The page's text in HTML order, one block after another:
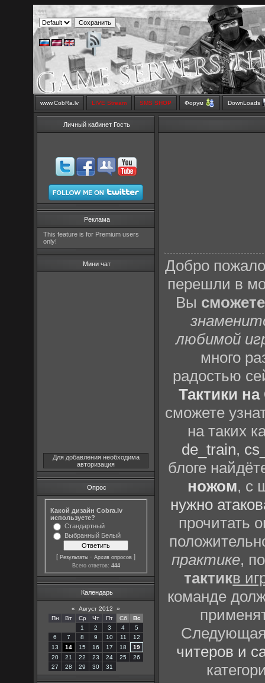
www.CobRa.lv LIVE Stream SMS SHOP Форум DownLoads
Личный кабинет Гость
Реклама
This feature is for Premium users
only!
Мини чат
Для добавления необходима
авторизация
Опрос
Какой дизайн Cobra.lv
используете?
Стандартный
Выбранный Белый
[Результаты ·Архив опросов ]
Всего ответов: 444
Календарь
« Август 2012
»
Пн
Вт Ср Чт Пт Сб
Вс
1
2 3 4
5
6
7 8 9 10 11
12
13
14 15 16 17 18
19
20
21 22 23 24 25
26
27
28 29 30 31
Добро
перешли в
Вы
любимой
много
радостью
Тактики
сможете
на таких
de_train,
блоге
ножом, с
нужно
прочитать
практике,
тактикв
команде
Следующая
читеров и